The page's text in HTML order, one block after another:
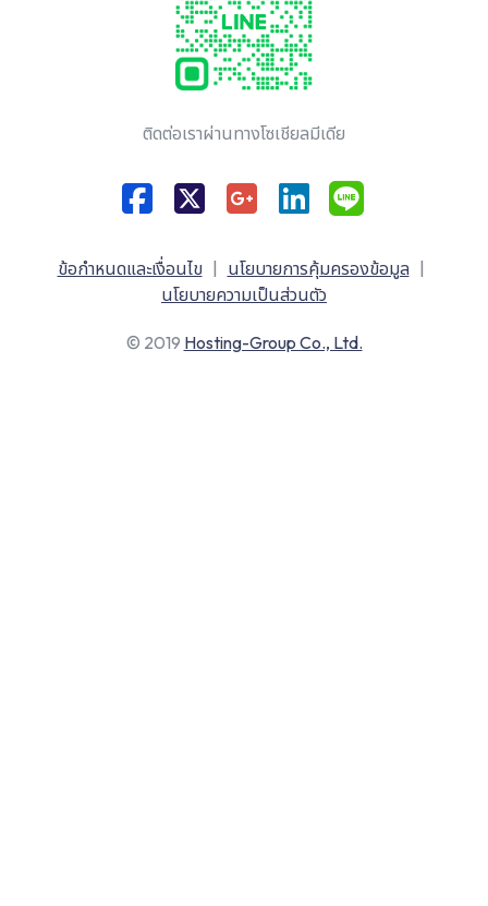
ติดต่อเราผ่านทางโซเชียลมีเดีย
ข้อกำหนดและเงื่อนไข | นโยบายการคุ้มครองข้อมูล |
นโยบายความเป็นส่วนตัว
© 2019 Hosting-Group Co., Ltd.